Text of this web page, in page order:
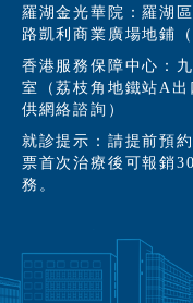
羅湖金光華院：羅湖
路凱利商業廣場地鋪
香港服務保障中心：
室（荔枝角地鐵站A
供網絡諮詢）
就診提示：請提前預
票首次治療後可報銷
務。